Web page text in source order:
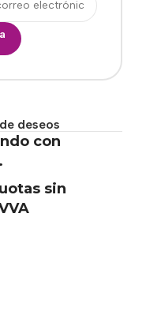
deseos
con
sin